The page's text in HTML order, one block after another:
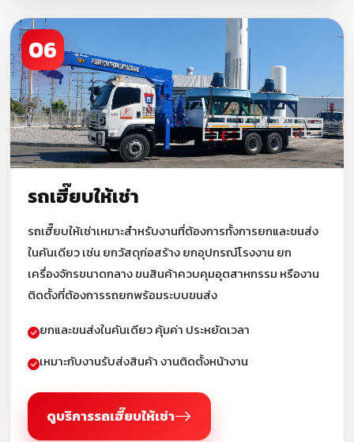
06
รถเฮี๊ยบให้เช่า
รถเฮี๊ยบให้เช่าเหมาะสำหรับงานที่ต้องการทั้งการยกและขนส่ง
ในคันเดียว เช่น ยกวัสดุก่อสร้าง ยกอุปกรณ์โรงงาน ยก
เครื่องจักรขนาดกลาง ขนสินค้าควบคุมอุตสาหกรรม หรืองาน
ติดตั้งที่ต้องการรถยกพร้อมระบบขนส่ง
ยกและขนส่งในคันเดียว คุ้มค่า ประหยัดเวลา
เหมาะกับงานรับส่งสินค้า งานติดตั้งหน้างาน
ดูบริการรถเฮี๊ยบให้เช่า